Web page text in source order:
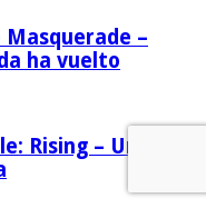
Masquerade –
ha vuelto
Rising – Un